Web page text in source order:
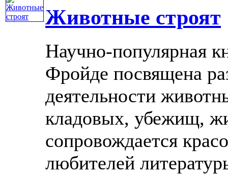
Животные строят
Научно-популярная
Фройде посвящена
деятельности
кладовых, убежищ,
сопровождается
любителей